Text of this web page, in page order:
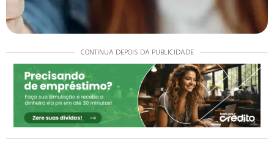
CONTINUA DEPOIS DA PUBLICIDADE